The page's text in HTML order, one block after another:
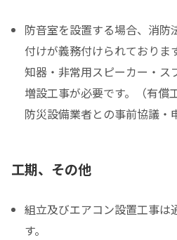
防音室を設置する場合、消防
付けが義務付けられておりま
知器・非常用スピーカー・ス
増設工事が必要です。（有償
防災設備業者との事前協議・
工期、その他
組立及びエアコン設置工事は
す。